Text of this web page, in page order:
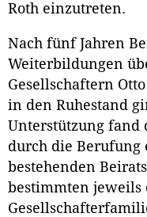
Roth einzutreten.
Nach fünf Jahren
Weiterbildungen
Gesellschaftern
in den Ruhestand
Unterstützung fand
durch die Berufung
bestehenden
bestimmten jeweils